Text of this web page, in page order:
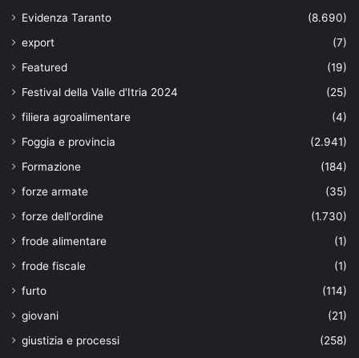
Evidenza Taranto
(8.690)
export
(7)
Featured
(19)
Festival della Valle d'Itria 2024
(25)
filiera agroalimentare
(4)
Foggia e provincia
(2.941)
Formazione
(184)
forze armate
(35)
forze dell'ordine
(1.730)
frode alimentare
(1)
frode fiscale
(1)
furto
(114)
giovani
(21)
giustizia e processi
(258)